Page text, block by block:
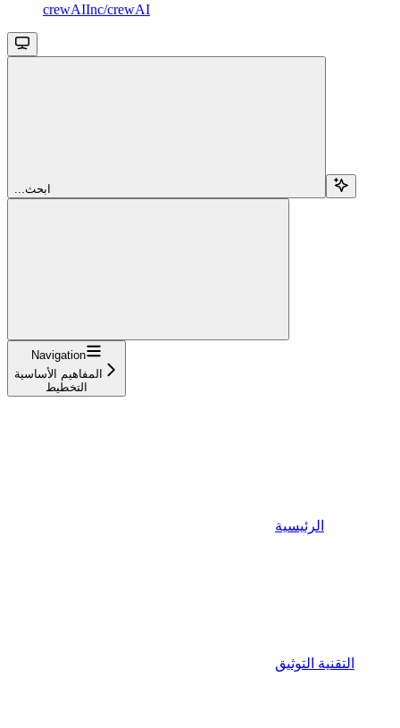
crewAIInc/crewAI
...ابحث
Navigation
المفاهيم الأساسية
التخطيط
الرئيسية
التقنية التوثيق